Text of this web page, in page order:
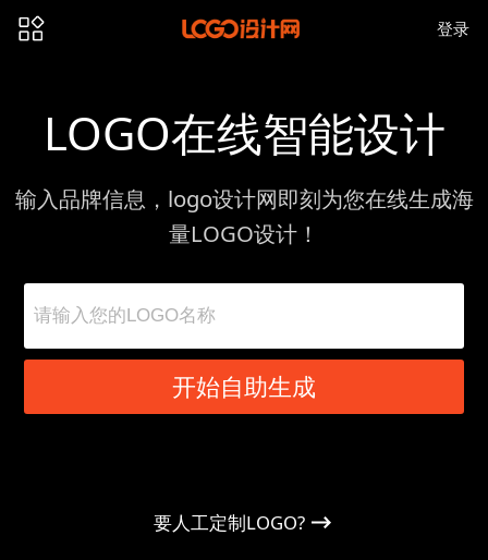
登录
LOGO在线智能设计
输入品牌信息，logo设计网即刻为您在线生成海
量LOGO设计！
开始自助生成
要人工定制LOGO?